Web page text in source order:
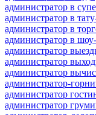
администратор в
администратор в
администратор в
администратор в
администратор
администратор
администратор
администратор-
администратор
администратор